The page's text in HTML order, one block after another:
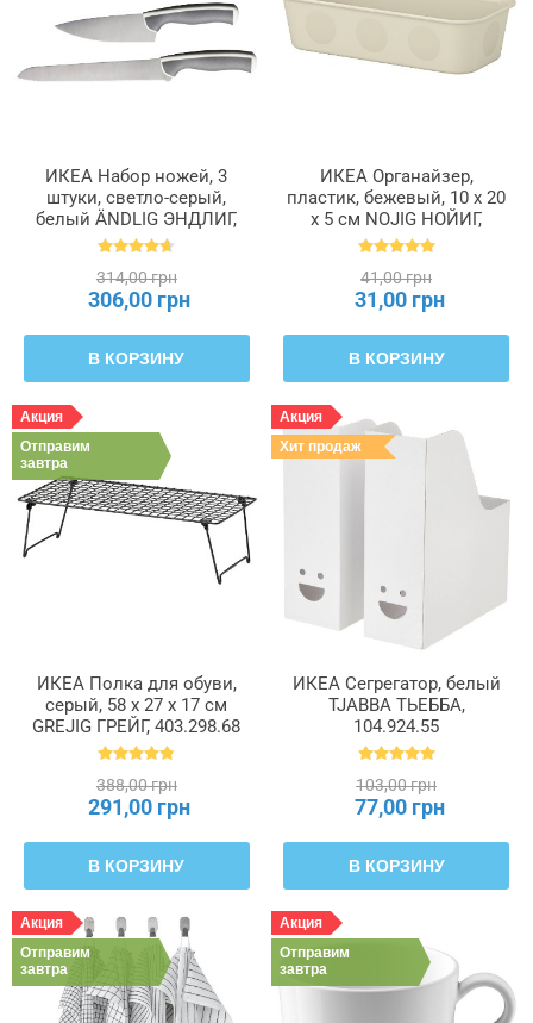
ИКЕА Набор ножей, 3
штуки, светло-серый,
белый ÄNDLIG ЭНДЛИГ,
702.576.24
314,00 грн
306,00 грн
В КОРЗИНУ
ИКЕА Органайзер,
пластик, бежевый, 10 x 20
x 5 см NOJIG НОЙИГ,
704.574.87
41,00 грн
31,00 грн
В КОРЗИНУ
Акция
Отправим
завтра
ИКЕА Полка для обуви,
серый, 58 x 27 x 17 см
GREJIG ГРЕЙГ, 403.298.68
388,00 грн
291,00 грн
В КОРЗИНУ
Акция
Хит продаж
ИКЕА Сегрегатор, белый
TJABBA ТЬЕББА,
104.924.55
103,00 грн
77,00 грн
В КОРЗИНУ
Акция
Отправим
завтра
Акция
Отправим
завтра